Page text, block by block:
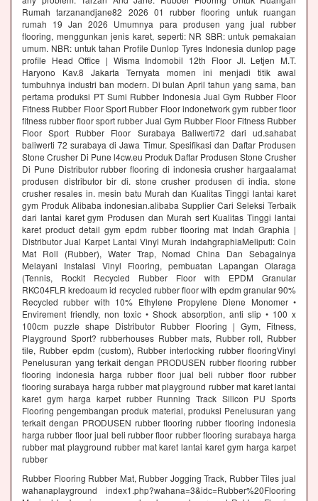
Rumah tarzanandjane82 2026 01 rubber flooring untuk ruangan
rumah 19 Jan 2026 Umumnya para produsen yang jual rubber
flooring, menggunkan jenis karet, seperti: NR SBR: untuk pemakaian
umum. NBR: untuk tahan Profile Dunlop Tyres Indonesia dunlop page
profile Head Office | Wisma Indomobil 12th Floor Jl. Letjen M.T.
Haryono Kav.8 Jakarta Ternyata momen ini menjadi titik awal
tumbuhnya industri ban modern. Di bulan April tahun yang sama, ban
pertama produksi PT Sumi Rubber Indonesia Jual Gym Rubber Floor
Fitness Rubber Floor Sport Rubber Floor indonetwork gym rubber floor
fitness rubber floor sport rubber Jual Gym Rubber Floor Fitness Rubber
Floor Sport Rubber Floor Surabaya Baliwerti72 dari ud.sahabat
baliwerti 72 surabaya di Jawa Timur. Spesifikasi dan Daftar Produsen
Stone Crusher Di Pune l4cw.eu Produk Daftar Produsen Stone Crusher
Di Pune Distributor rubber flooring di indonesia crusher hargaalamat
produsen distributor bir di. stone crusher produsen di india. stone
crusher resales in. mesin batu Murah dan Kualitas Tinggi lantai karet
gym Produk Alibaba indonesian.alibaba Supplier Cari Seleksi Terbaik
dari lantai karet gym Produsen dan Murah sert Kualitas Tinggi lantai
karet product detail gym epdm rubber flooring mat Indah Graphia |
Distributor Jual Karpet Lantai Vinyl Murah indahgraphiaMeliputi: Coin
Mat Roll (Rubber), Water Trap, Nomad China Dan Sebagainya
Melayani Instalasi Vinyl Flooring, pembuatan Lapangan Olaraga
(Tennis, Rockit Recycled Rubber Floor with EPDM Granular
RKC04FLR kredoaum id recycled rubber floor with epdm granular 90%
Recycled rubber with 10% Ethylene Propylene Diene Monomer •
Envirement friendly, non toxic • Shock absorption, anti slip • 100 x
100cm puzzle shape Distributor Rubber Flooring | Gym, Fitness,
Playground Sport? rubberhouses Rubber mats, Rubber roll, Rubber
tile, Rubber epdm (custom), Rubber interlocking rubber flooringVinyl
Penelusuran yang terkait dengan PRODUSEN rubber flooring rubber
flooring indonesia harga rubber floor jual beli rubber floor rubber
flooring surabaya harga rubber mat playground rubber mat karet lantai
karet gym harga karpet rubber Running Track Silicon PU Sports
Flooring pengembangan produk material, produksi Penelusuran yang
terkait dengan PRODUSEN rubber flooring rubber flooring indonesia
harga rubber floor jual beli rubber floor rubber flooring surabaya harga
rubber mat playground rubber mat karet lantai karet gym harga karpet
rubber
Rubber Flooring Rubber Mat, Rubber Jogging Track, Rubber Tiles jual
wahanaplayground index1.php?wahana=3&idc=Rubber%20Flooring